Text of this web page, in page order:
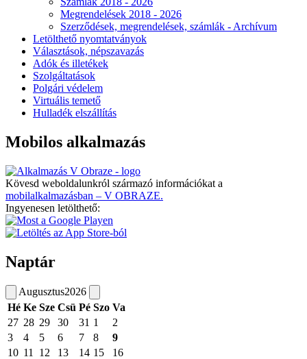
Megrendelések 2018 - 2026
Szerződések, megrendelések, számlák - Archívum
Letölthető nyomtatványok
Választások, népszavazás
Adók és illetékek
Szolgáltatások
Polgári védelem
Virtuális temető
Hulladék elszállítás
Mobilos alkalmazás
Kövesd weboldalunkról származó információkat a
mobilalkalmazásban – V OBRAZE.
Ingyenesen letölthető:
Naptár
Augusztus2026
Hé Ke Sze Csü Pé Szo Va
27 28 29 30 31 1
2
3
4 5 6 7 8
9
10 11 12 13 14 15
16